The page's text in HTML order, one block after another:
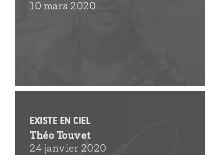
10 mars 2020
Existe en ciel
Théo Touvet
24 janvier 2020